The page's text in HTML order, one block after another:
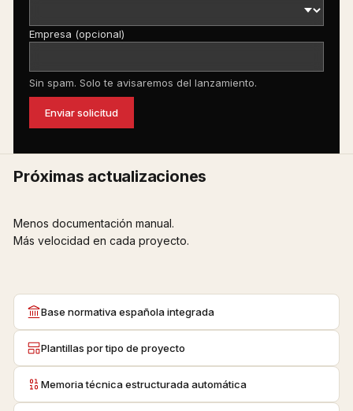
Empresa (opcional)
Sin spam. Solo te avisaremos del lanzamiento.
Enviar solicitud
Próximas actualizaciones
Menos documentación manual.
Más velocidad en cada proyecto.
Base normativa española integrada
Plantillas por tipo de proyecto
Memoria técnica estructurada automática